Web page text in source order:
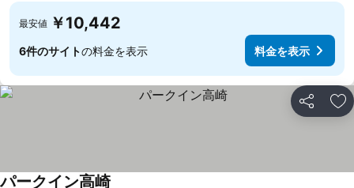
最安値 ￥10,442
6件のサイトの料金を表示 料金を表示
シェア お
パークイン高崎